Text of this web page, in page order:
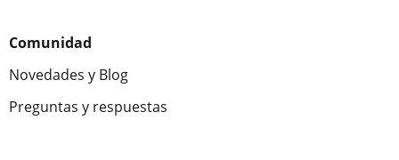
Comunidad
Novedades y Blog
Preguntas y respuestas